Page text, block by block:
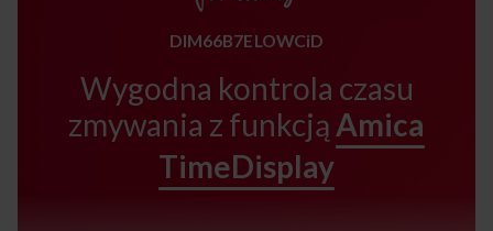
DIM66B7ELOWCiD
Wygodna kontrola czasu
zmywania z funkcją Amica
TimeDisplay